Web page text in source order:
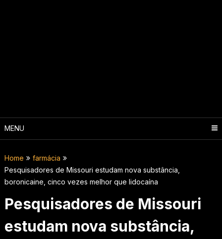
MENU
Home
farmácia
Pesquisadores de Missouri estudam nova substância,
boronicaine, cinco vezes melhor que lidocaína
Pesquisadores de Missouri
estudam nova substância,